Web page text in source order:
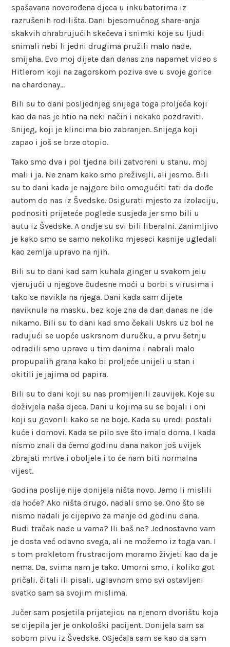
spašavana novorođena djeca u inkubatorima iz
razrušenih rodilišta. Dani bjesomučnog share-anja
skakvih ohrabrujućih skečeva i snimki koje su ljudi
snimali nebi li jedni drugima pružili malo nade,
smijeha. Evo moj dijete dan danas zna napamet video s
Hitlerom koji na zagorskom poziva sve u svoje gorice
na chardonay…
Bili su to dani posljednjeg snijega toga proljeća koji
kao da nas je htio na neki način i nekako pozdraviti.
Snijeg, koji je klincima bio zabranjen. Snijega koji
zapao i još se brze otopio.
Tako smo dva i pol tjedna bili zatvoreni u stanu, moj
mali i ja. Ne znam kako smo preživejli, ali jesmo. Bili
su to dani kada je najgore bilo omogućiti tati da dođe
autom do nas iz Švedske. Osigurati mjesto za izolaciju,
podnositi prijeteće poglede susjeda jer smo bili u
autu iz Švedske. A ondje su svi bili liberalni. Zanimljivo
je kako smo se samo nekoliko mjeseci kasnije ugledali
kao zemlja upravo na njih.
Bili su to dani kad sam kuhala ginger u svakom jelu
vjerujući u njegove čudesne moći u borbi s virusima i
tako se navikla na njega. Dani kada sam dijete
naviknula na masku, bez koje zna da dan danas ne ide
nikamo. Bili su to dani kad smo čekali Uskrs uz bol ne
radujući se uopće uskrsnom duručku, a prvu šetnju
odradili smo upravo u tim danima i nabrali malo
propupalih grana kako bi proljeće unijeli u stan i
okitili je jajima od papira.
Bili su to dani koji su nas promijenili zauvijek. Koje su
doživjela naša djeca. Dani u kojima su se bojali i oni
koji su govorili kako se ne boje. Kada su uredi postali
kuće i domovi. Kada se pilo sve što imalo doma. I kada
nismo znali da ćemo godinu dana nakon još uvijek
zbrajati mrtve i oboljele i to će nam biti normalna
vijest.
Godina poslije nije donijela ništa novo. Jemo li mislili
da hoće? Ako ništa drugo, nadali smo se. Ono što se
nismo nadali je cijepivo za manje od godinu dana.
Budi tračak nade u vama? Ili baš ne? Jednostavno vam
je dosta već odavno svega, ali ne možemo iz toga van. I
s tom prokletom frustracijom moramo živjeti kao da je
nema. Da, svima nam je tako. Umorni smo, i koliko got
pričali, čitali ili pisali, uglavnom smo svi ostavljeni
svatko sam sa svojim mislima.
Jučer sam posjetila prijatejicu na njenom dvorištu koja
se cijepila jer je onkološki pacijent. Donijela sam sa
sobom pivu iz Švedske. OSjećala sam se kao da sam